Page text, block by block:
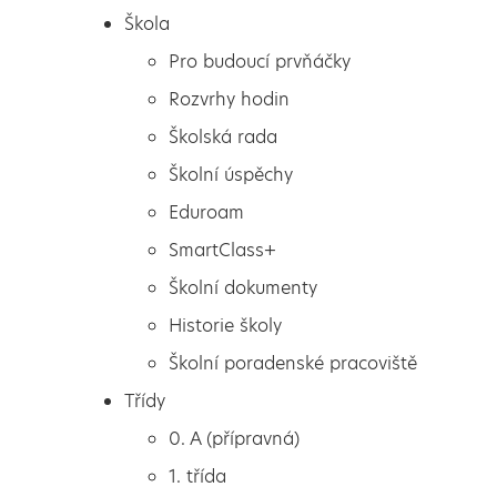
Pro budoucí prvňáčky
Rozvrhy hodin
Školská rada
Škola
Pro budoucí prvňáčky
Rozvrhy hodin
Školská rada
Školní úspěchy
Eduroam
SmartClass+
Školní dokumenty
Historie školy
Školní poradenské pracoviště
Třídy
0. A (přípravná)
1. třída
Společné přivítání